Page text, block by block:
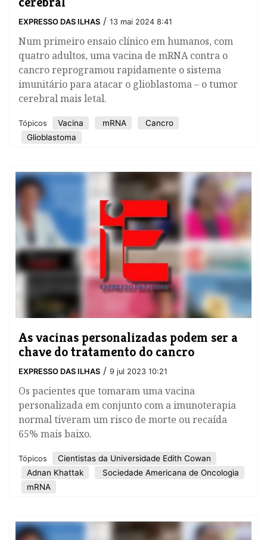
EXPRESSO DAS ILHAS / 13 mai 2024 8:41
Num primeiro ensaio clínico em humanos, com
quatro adultos, uma vacina de mRNA contra o
cancro reprogramou rapidamente o sistema
imunitário para atacar o glioblastoma – o tumor
cerebral mais letal.
Tópicos Vacina mRNA
Cancro
Glioblastoma
As vacinas personalizadas podem ser a
chave do tratamento do cancro
EXPRESSO DAS ILHAS / 9 jul 2023 10:21
Os pacientes que tomaram uma vacina
personalizada em conjunto com a imunoterapia
normal tiveram um risco de morte ou recaída
65% mais baixo.
Tópicos
Cientistas da Universidade Edith Cowan
Adnan Khattak
Sociedade Americana de Oncologia
mRNA